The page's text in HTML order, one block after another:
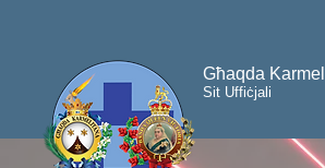
Għaqda
Sit Uffiċjali